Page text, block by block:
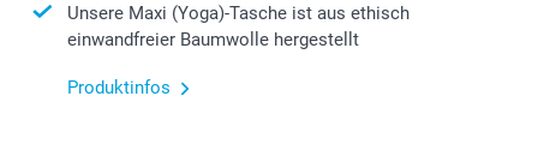
Unsere Maxi (Yoga)-Tasche ist aus ethisch
einwandfreier Baumwolle hergestellt
Produktinfos